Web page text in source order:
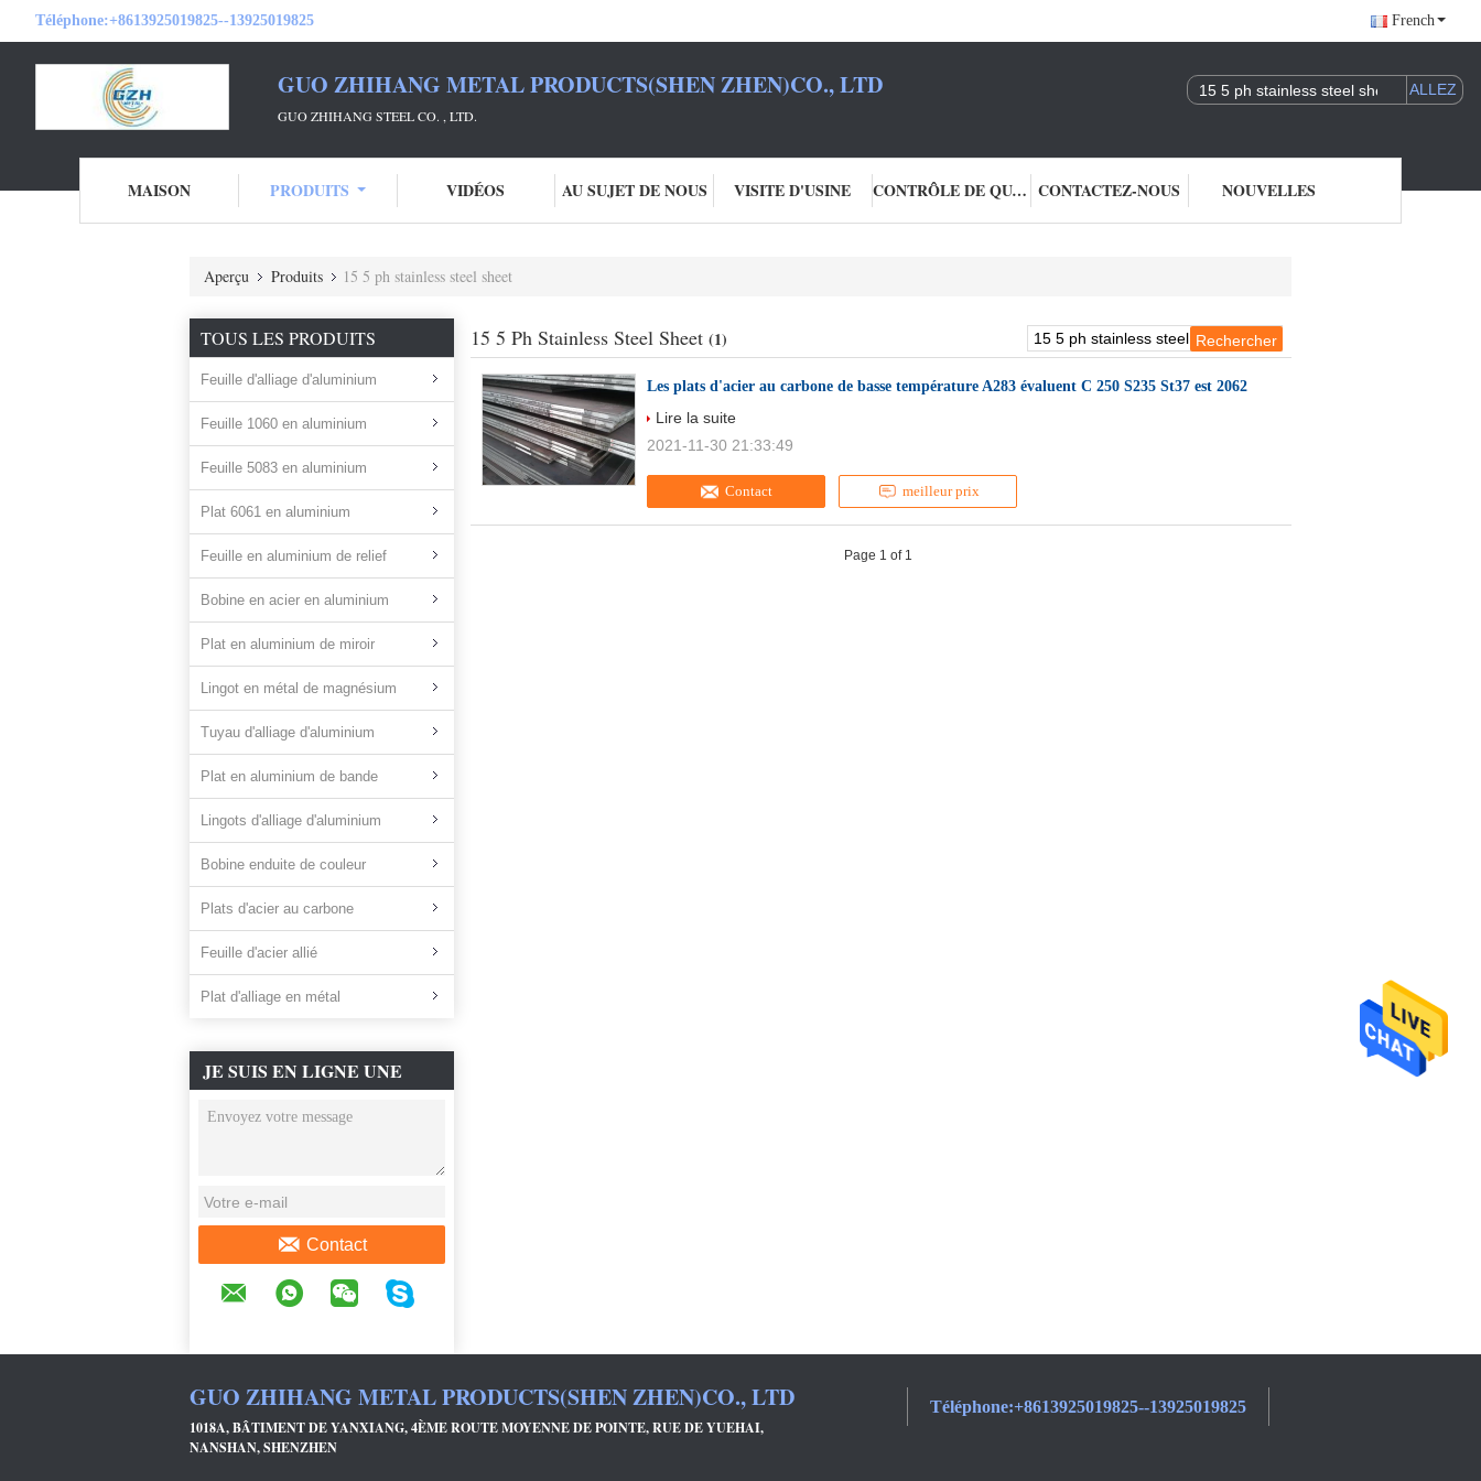
Téléphone:+8613925019825--13925019825 French
GUO ZHIHANG METAL PRODUCTS(SHEN ZHEN)CO., LTD
GUO ZHIHANG STEEL CO. , LTD.
MAISON PRODUITS VIDÉOS AU SUJET DE NOUS VISITE D'USINE CONTRÔLE DE QUALITÉ CONTACTEZ-NOUS NOUVELLES
Aperçu Produits 15 5 ph stainless steel sheet
TOUS LES PRODUITS
Feuille d'alliage d'aluminium
Feuille 1060 en aluminium
Feuille 5083 en aluminium
Plat 6061 en aluminium
Feuille en aluminium de relief
Bobine en acier en aluminium
Plat en aluminium de miroir
Lingot en métal de magnésium
Tuyau d'alliage d'aluminium
Plat en aluminium de bande
Lingots d'alliage d'aluminium
Bobine enduite de couleur
Plats d'acier au carbone
Feuille d'acier allié
Plat d'alliage en métal
JE SUIS EN LIGNE UNE
DISCUSSION EN LIGNE
Contact
15 5 Ph Stainless Steel Sheet (1)
Les plats d'acier au carbone de basse température A283 évaluent C 250 S235 St37 est 2062
Contact meilleur prix
Lire la suite
2021-11-30 21:33:49
Page 1 of 1
GUO ZHIHANG METAL PRODUCTS(SHEN ZHEN)CO., LTD
1018A, BÂTIMENT DE YANXIANG, 4ÈME ROUTE MOYENNE DE POINTE, RUE DE YUEHAI,
NANSHAN, SHENZHEN
Téléphone:+8613925019825--13925019825